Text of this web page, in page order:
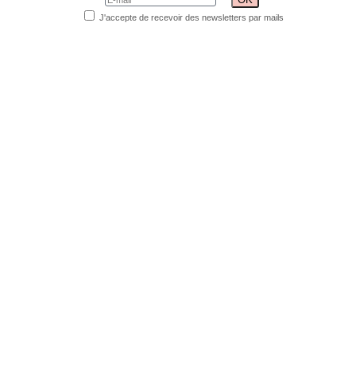
J'accepte de recevoir des newsletters par mails